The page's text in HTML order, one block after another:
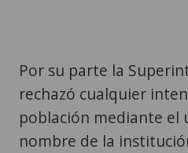
Por su parte la
rechazó cualquier
población mediante el
nombre de la